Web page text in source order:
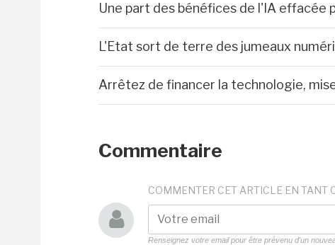
Une part des bénéfices de l'IA effacée
L'Etat sort de terre des jumeaux
Arrêtez de financer la technologie,
Commentaire
COMMENTER CET ARTICLE EN TANT
Renseignez votre email pour être prévenu d'un